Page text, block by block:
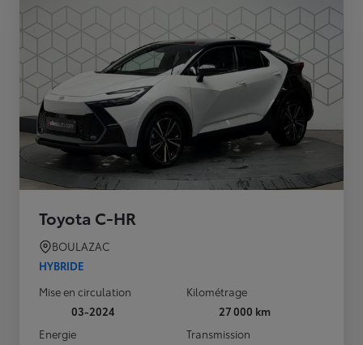
Toyota C-HR
BOULAZAC
HYBRIDE
Mise en circulation
03-2024
Kilométrage
27 000 km
Energie
Transmission